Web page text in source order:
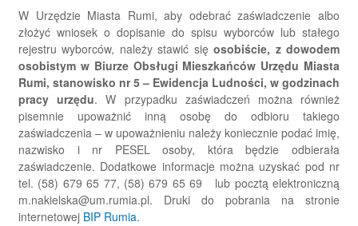
W Urzędzie Miasta Rumi, aby odebrać zaświadczenie albo
złożyć wniosek o dopisanie do spisu wyborców lub stałego
rejestru wyborców, należy stawić się osobiście, z dowodem
osobistym w Biurze Obsługi Mieszkańców Urzędu Miasta
Rumi, stanowisko nr 5 – Ewidencja Ludności, w godzinach
pracy urzędu. W przypadku zaświadczeń można również
pisemnie upoważnić inną osobę do odbioru takiego
zaświadczenia – w upoważnieniu należy koniecznie podać imię,
nazwisko i nr PESEL osoby, która będzie odbierała
zaświadczenie. Dodatkowe informacje można uzyskać pod nr
tel. (58) 679 65 77, (58) 679 65 69 lub pocztą elektroniczną
m.nakielska@um.rumia.pl. Druki do pobrania na stronie
internetowej BIP Rumia.